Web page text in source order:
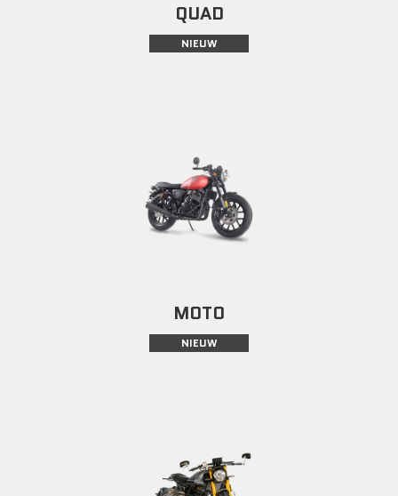
QUAD
NIEUW
MOTO
NIEUW